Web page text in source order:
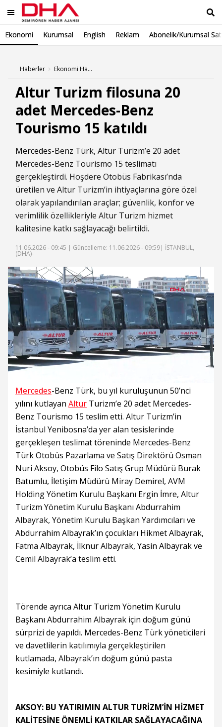
Ekonomi Kurumsal English Reklam Abonelik/Kurumsal
Haberler Ekonomi Haberleri
Altur Turizm filosuna 20
adet Mercedes-Benz
Tourismo 15 katıldı
Mercedes-Benz Türk, Altur Turizm’e 20 adet
Mercedes-Benz Tourismo 15 teslimatı
gerçekleştirdi. Hoşdere Otobüs Fabrikası’nda
üretilen ve Altur Turizm’in ihtiyaçlarına göre özel
olarak yapılandırılan araçlar; güvenlik, konfor ve
verimlilik özellikleriyle Altur Turizm hizmet
kalitesine katkı sağlayacağı belirtildi.
11.06.2026 - 09:45 | Güncelleme: 11.06.2026 - 09:59| İSTANBUL,
(DHA)-
Mercedes-Benz Türk, bu yıl kuruluşunun 50’nci
yılını kutlayan Altur Turizm’e 20 adet Mercedes-
Benz Tourismo 15 teslim etti. Altur Turizm’in
İstanbul Yenibosna’da yer alan tesislerinde
gerçekleşen teslimat töreninde Mercedes-Benz
Türk Otobüs Pazarlama ve Satış Direktörü Osman
Nuri Aksoy, Otobüs Filo Satış Grup Müdürü Burak
Batumlu, İletişim Müdürü Miray Demirel, AVM
Holding Yönetim Kurulu Başkanı Ergin İmre, Altur
Turizm Yönetim Kurulu Başkanı Abdurrahim
Albayrak, Yönetim Kurulu Başkan Yardımcıları ve
Abdurrahim Albayrak’ın çocukları Hikmet Albayrak,
Fatma Albayrak, İlknur Albayrak, Yasin Albayrak ve
Cemil Albayrak’a teslim etti.
Törende ayrıca Altur Turizm Yönetim Kurulu
Başkanı Abdurrahim Albayrak için doğum günü
sürprizi de yapıldı. Mercedes-Benz Türk yöneticileri
ve davetlilerin katılımıyla gerçekleştirilen
kutlamada, Albayrak’ın doğum günü pasta
kesimiyle kutlandı.
AKSOY: BU YATIRIMIN ALTUR TURİZM’İN HİZMET
KALİTESİNE ÖNEMLİ KATKILAR SAĞLAYACAĞINA